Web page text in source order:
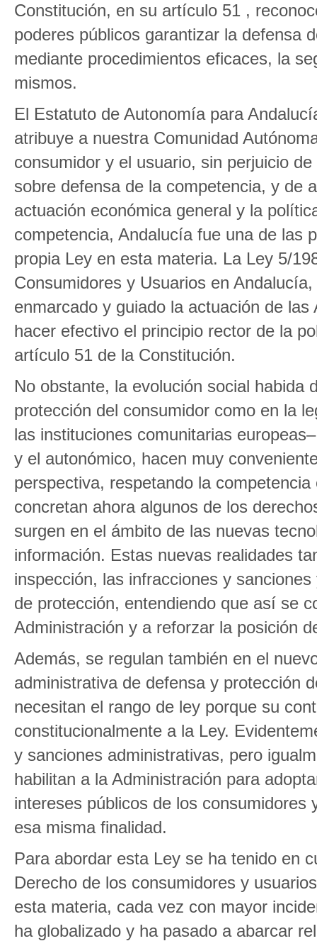
Constitución, en su artículo 51 ,
poderes públicos garantizar la defensa
mediante procedimientos eficaces, la
mismos.
El Estatuto de Autonomía para
atribuye a nuestra Comunidad
consumidor y el usuario, sin perjuicio
sobre defensa de la competencia, y de
actuación económica general y la
competencia, Andalucía fue una de las
propia Ley en esta materia. La Ley 5/
Consumidores y Usuarios en
enmarcado y guiado la actuación de
hacer efectivo el principio rector de la
artículo 51 de la Constitución.
No obstante, la evolución social habida
protección del consumidor como en la
las instituciones comunitarias
y el autonómico, hacen muy
perspectiva, respetando la
concretan ahora algunos de los
surgen en el ámbito de las nuevas
información. Estas nuevas realidades
inspección, las infracciones y
de protección, entendiendo que así se
Administración y a reforzar la posición
Además, se regulan también en el
administrativa de defensa y protección
necesitan el rango de ley porque su
constitucionalmente a la Ley.
y sanciones administrativas, pero
habilitan a la Administración para
intereses públicos de los
esa misma finalidad.
Para abordar esta Ley se ha tenido en
Derecho de los consumidores y
esta materia, cada vez con mayor
ha globalizado y ha pasado a abarcar